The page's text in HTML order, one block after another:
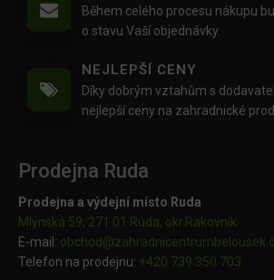
Během celého procesu nákupu
o stavu Vaší objednávky.
NEJLEPŠÍ CENY
Díky dobrým vztahům s
nejlepší ceny na zahradnické
Prodejna Ruda
Prodejna a výdejní místo Ruda
Mlýnská 59, 271 01 Ruda, okr.Rakovník
E-mail: obchod@
Telefon na prodejnu: +420 739 350 703